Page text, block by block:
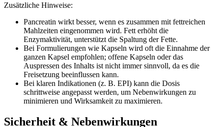
Zusätzliche Hinweise:
Pancreatin wirkt besser, wenn es zusammen mit fettreichen
Mahlzeiten eingenommen wird. Fett erhöht die
Enzymaktivität, unterstützt die Spaltung der Fette.
Bei Formulierungen wie Kapseln wird oft die Einnahme der
ganzen Kapsel empfohlen; offene Kapseln oder das
Auspressen des Inhalts ist nicht immer sinnvoll, da es die
Freisetzung beeinflussen kann.
Bei klaren Indikationen (z. B. EPI) kann die Dosis
schrittweise angepasst werden, um Nebenwirkungen zu
minimieren und Wirksamkeit zu maximieren.
Sicherheit & Nebenwirkungen